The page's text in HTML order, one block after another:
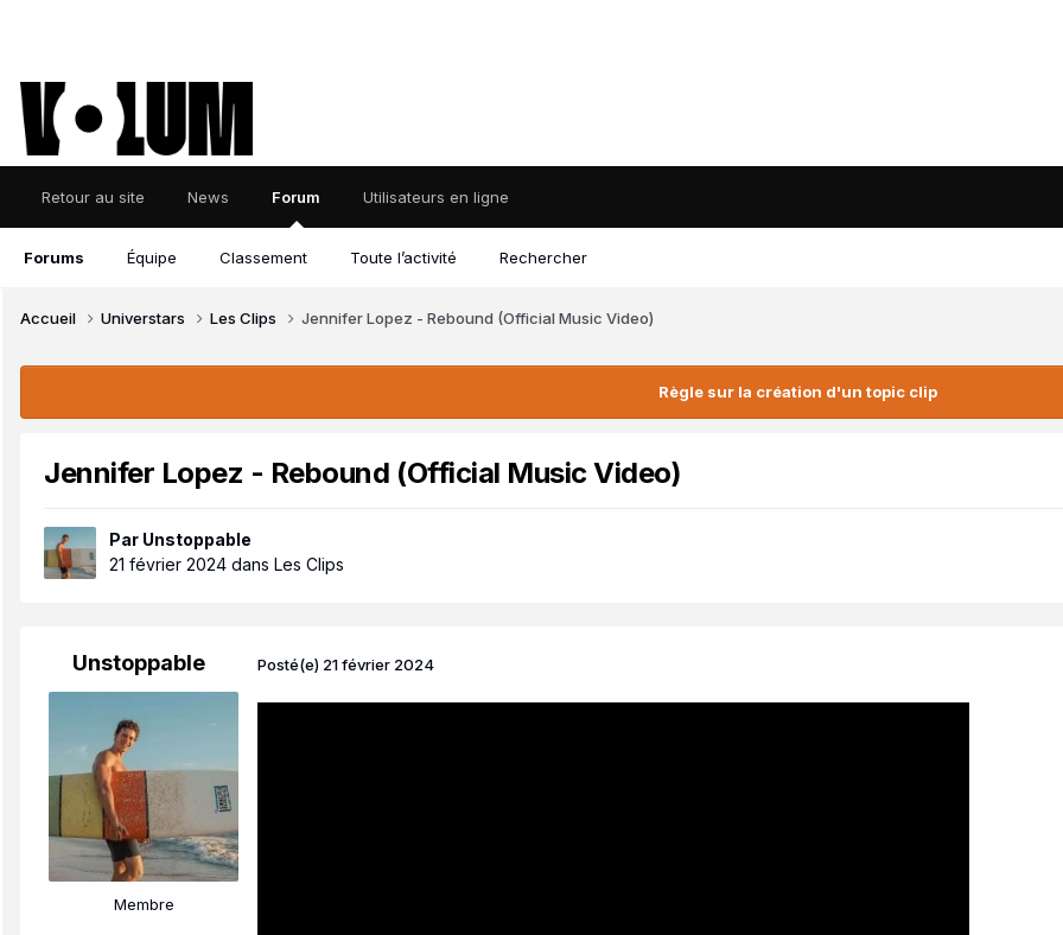
Retour au site News Forum
Forums Équipe Classement Toute l’activité Rechercher
Utilisateurs en ligne
Accueil Universtars Les Clips Jennifer Lopez - Rebound (Official Music Video)
Règle sur la création d'un topic clip
Jennifer Lopez - Rebound (Official Music Video)
Par Unstoppable
21 février 2024 dans Les Clips
Unstoppable
Membre
Posté(e) 21 février 2024